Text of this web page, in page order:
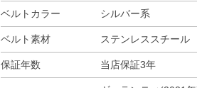
ベルトカラー シルバー系
ベルト素材 ステンレススチール
保証年数 当店保証3年